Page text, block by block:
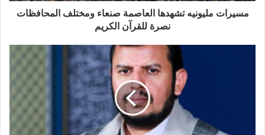
مسيرات مليونيه تشهدها العاصمة صنعاء ومختلف المحافظات
نصرة للقرآن الكريم